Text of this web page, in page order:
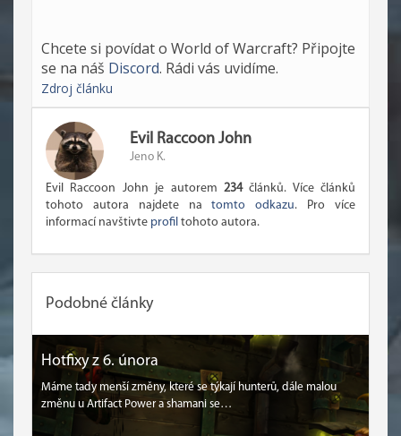
Chcete si povídat o World of Warcraft? Připojte
se na náš Discord. Rádi vás uvidíme.
Zdroj článku
Evil Raccoon John
Jeno K.
Evil Raccoon John je autorem 234článků. Více článků
tohoto autora najdete natomto odkazu. Pro více
informací navštivte profil tohoto autora.
Podobné články
Hotfixy z 6. února
Máme tady menší změny, které se týkají hunterů, dále malou
změnu u Artifact Power a shamani se…